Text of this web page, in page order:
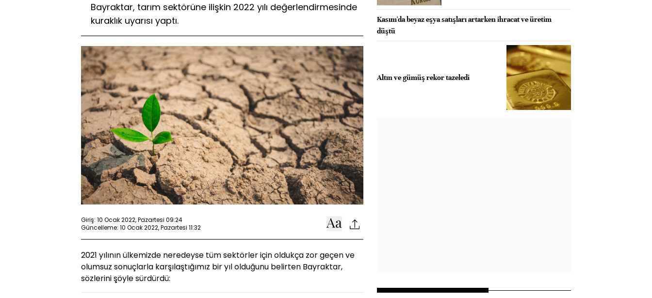
Bayraktar, tarım sektörüne ilişkin 2022 yılı değerlendirmesinde
kuraklık uyarısı yaptı.
Giriş: 10 Ocak 2022, Pazartesi 09:24
Güncelleme: 10 Ocak 2022, Pazartesi 11:32
2021 yılının ülkemizde neredeyse tüm sektörler için oldukça zor geçen ve
olumsuz sonuçlarla karşılaştığımız bir yıl olduğunu belirten Bayraktar,
sözlerini şöyle sürdürdü:
Kasım'da beyaz eşya satışları artarken ihracat ve üretim
düştü
Altın ve gümüş rekor tazeledi